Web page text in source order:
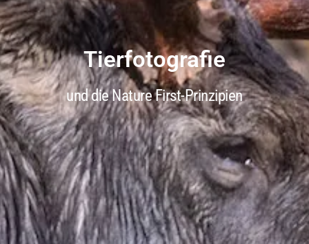
Tierfotografie
und die Nature First-Prinzipien